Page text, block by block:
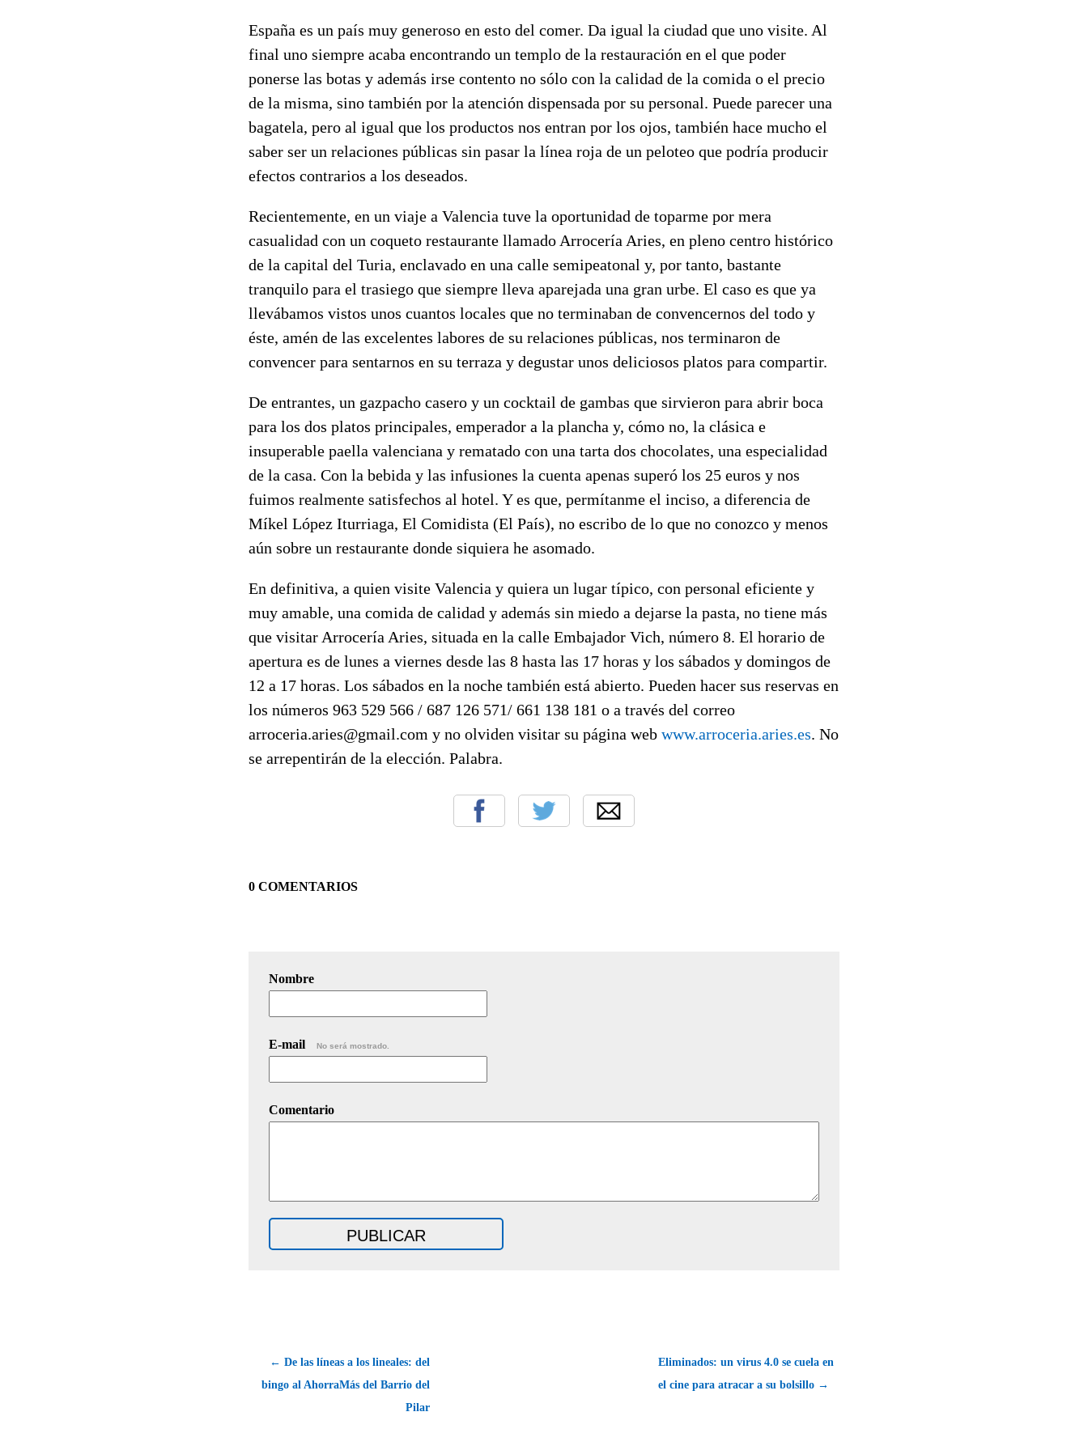
España es un país muy generoso en esto del comer. Da igual la ciudad que uno visite. Al
final uno siempre acaba encontrando un templo de la restauración en el que poder
ponerse las botas y además irse contento no sólo con la calidad de la comida o el precio
de la misma, sino también por la atención dispensada por su personal. Puede parecer una
bagatela, pero al igual que los productos nos entran por los ojos, también hace mucho el
saber ser un relaciones públicas sin pasar la línea roja de un peloteo que podría producir
efectos contrarios a los deseados.
Recientemente, en un viaje a Valencia tuve la oportunidad de toparme por mera
casualidad con un coqueto restaurante llamado Arrocería Aries, en pleno centro histórico
de la capital del Turia, enclavado en una calle semipeatonal y, por tanto, bastante
tranquilo para el trasiego que siempre lleva aparejada una gran urbe. El caso es que ya
llevábamos vistos unos cuantos locales que no terminaban de convencernos del todo y
éste, amén de las excelentes labores de su relaciones públicas, nos terminaron de
convencer para sentarnos en su terraza y degustar unos deliciosos platos para compartir.
De entrantes, un gazpacho casero y un cocktail de gambas que sirvieron para abrir boca
para los dos platos principales, emperador a la plancha y, cómo no, la clásica e
insuperable paella valenciana y rematado con una tarta dos chocolates, una especialidad
de la casa. Con la bebida y las infusiones la cuenta apenas superó los 25 euros y nos
fuimos realmente satisfechos al hotel. Y es que, permítanme el inciso, a diferencia de
Míkel López Iturriaga, El Comidista (El País), no escribo de lo que no conozco y menos
aún sobre un restaurante donde siquiera he asomado.
En definitiva, a quien visite Valencia y quiera un lugar típico, con personal eficiente y
muy amable, una comida de calidad y además sin miedo a dejarse la pasta, no tiene más
que visitar Arrocería Aries, situada en la calle Embajador Vich, número 8. El horario de
apertura es de lunes a viernes desde las 8 hasta las 17 horas y los sábados y domingos de
12 a 17 horas. Los sábados en la noche también está abierto. Pueden hacer sus reservas en
los números 963 529 566 / 687 126 571/ 661 138 181 o a través del correo
arroceria.aries@gmail.com y no olviden visitar su página web www.arroceria.aries.es. No
se arrepentirán de la elección. Palabra.
0 COMENTARIOS
Nombre
E-mail No será mostrado.
Comentario
← De las líneas a los lineales: del
bingo al AhorraMás del Barrio del
Pilar
Eliminados: un virus 4.0 se cuela en
el cine para atracar a su bolsillo →